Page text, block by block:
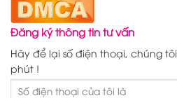
Đăng ký thông tin tư vấn
Hãy để lại số điện thoại, chúng
phút !